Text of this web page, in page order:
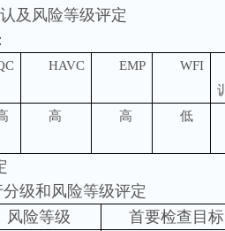
及风险等级评定
HAVC EMP WFI
训
高 高 低
级和风险等级评定
风险等级
首要检查目标